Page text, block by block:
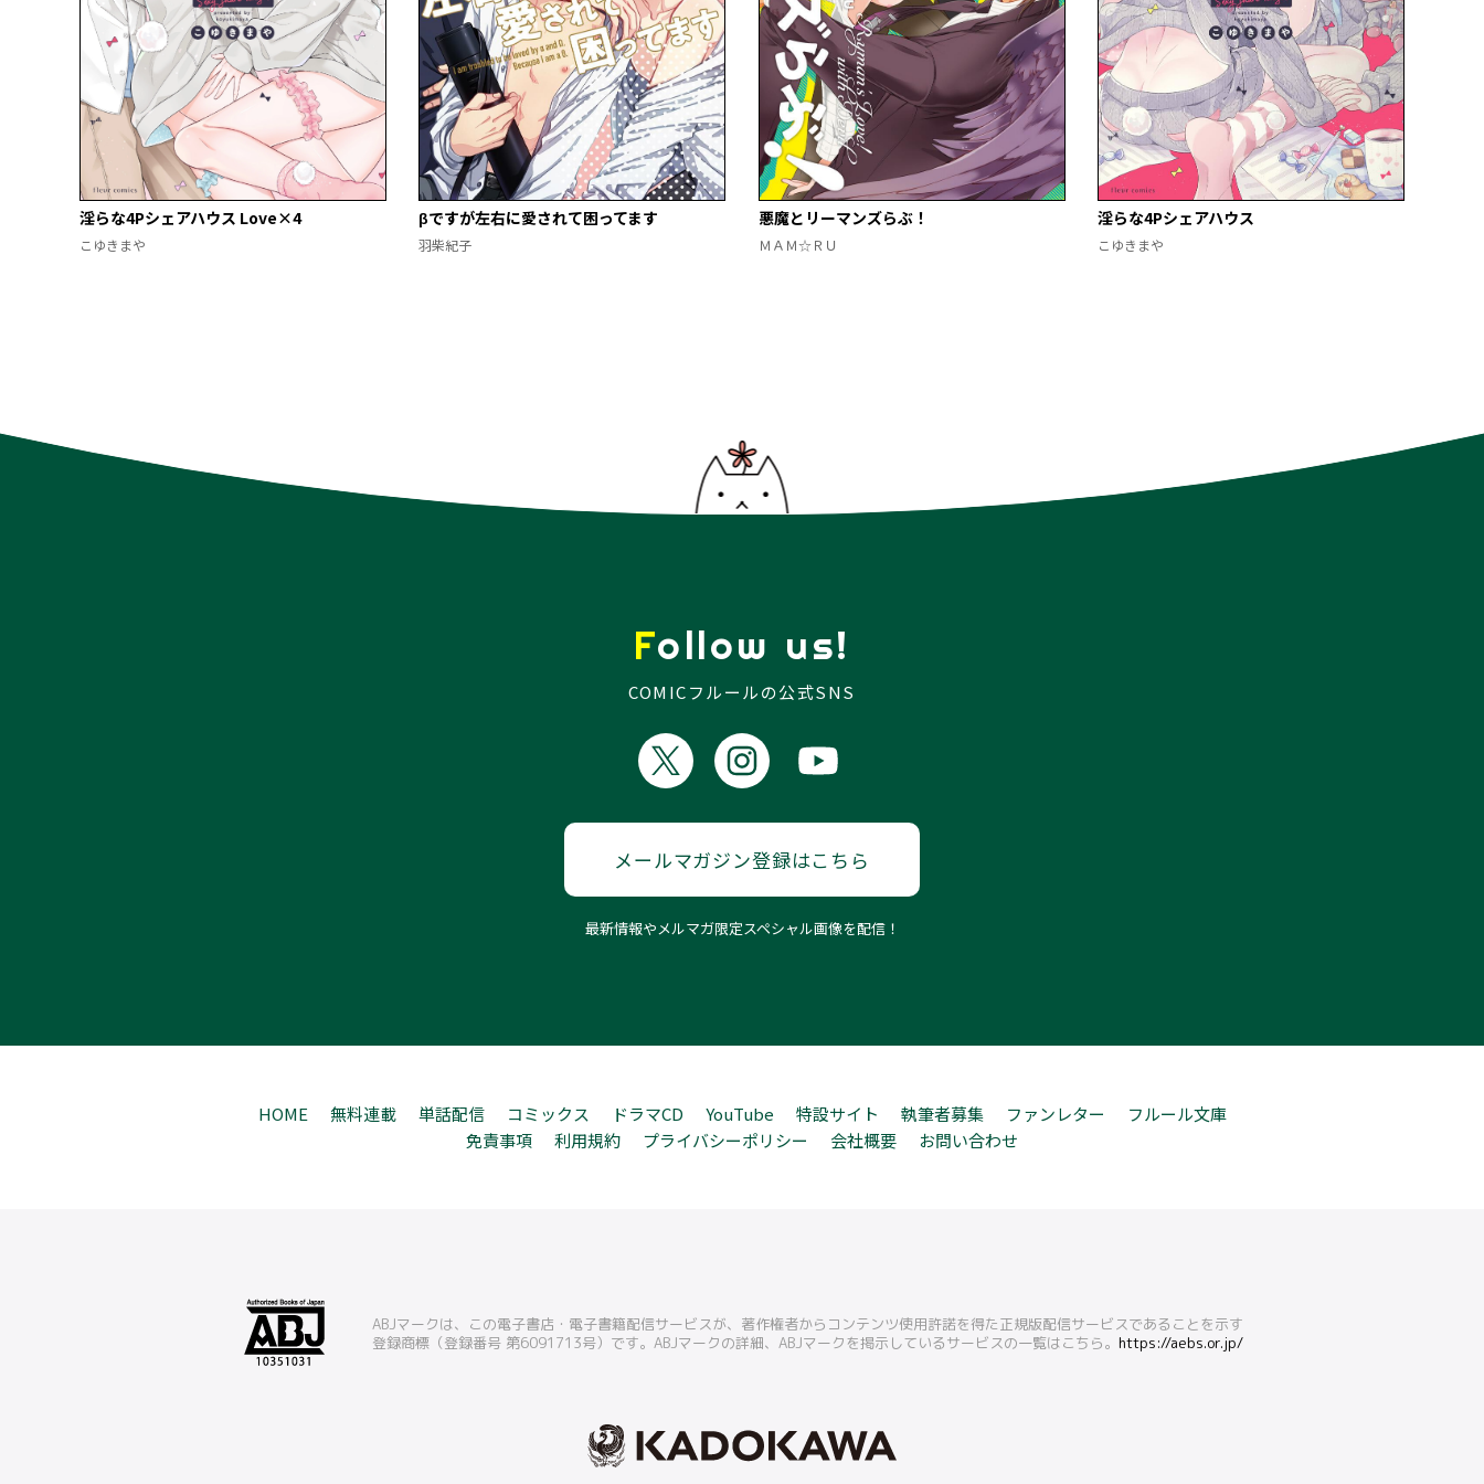
淫らな4Pシェアハウス Love×4
こゆきまや
βですが左右に愛されて困ってます
羽柴紀子
悪魔とリーマンズらぶ！
ＭＡＭ☆ＲＵ
淫らな4Pシェアハウス
こゆきまや
Follow us!
COMICフルールの公式SNS
メールマガジン登録はこちら
最新情報やメルマガ限定スペシャル画像を配信！
HOME 無料連載 単話配信 コミックス ドラマCD YouTube 特設サイト 執筆者募集 ファンレター
フルール文庫
免責事項
利用規約 プライバシーポリシー 会社概要 お問い合わせ
ABJマークは、この電子書店・電子書籍配信サービスが、著作権者からコンテンツ使用許諾を得た正規版配信サービスであることを示す
登録商標（登録番号 第6091713号）です。ABJマークの詳細、ABJマークを掲示しているサービスの一覧はこちら。 https://aebs.or.jp/